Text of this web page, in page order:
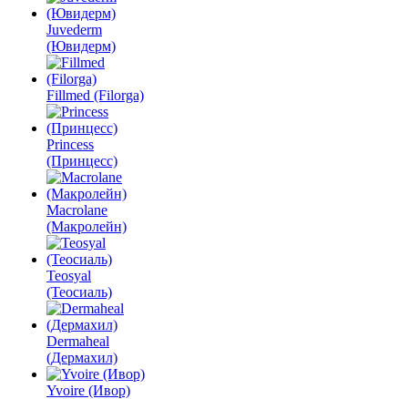
Juvederm
(Ювидерм)
Fillmed (Filorga)
Princess
(Принцесс)
Macrolane
(Макролейн)
Teosyal
(Теосиаль)
Dermaheal
(Дермахил)
Yvoire (Ивор)